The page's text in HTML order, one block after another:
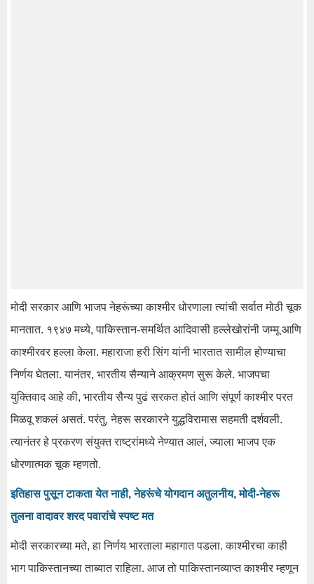
मोदी सरकार आणि भाजप नेहरूंच्या काश्मीर धोरणाला त्यांची सर्वात मोठी चूक
मानतात. १९४७ मध्ये, पाकिस्तान-समर्थित आदिवासी हल्लेखोरांनी जम्मू आणि
काश्मीरवर हल्ला केला. महाराजा हरी सिंग यांनी भारतात सामील होण्याचा
निर्णय घेतला. यानंतर, भारतीय सैन्याने आक्रमण सुरू केले. भाजपचा
युक्तिवाद आहे की, भारतीय सैन्य पुढं सरकत होतं आणि संपूर्ण काश्मीर परत
मिळवू शकलं असतं. परंतु, नेहरू सरकारने युद्धविरामास सहमती दर्शवली.
त्यानंतर हे प्रकरण संयुक्त राष्ट्रांमध्ये नेण्यात आलं, ज्याला भाजप एक
धोरणात्मक चूक म्हणतो.
इतिहास पुसून टाकता येत नाही, नेहरूंचे योगदान अतुलनीय, मोदी-नेहरू
तुलना वादावर शरद पवारांचे स्पष्ट मत
मोदी सरकारच्या मते, हा निर्णय भारताला महागात पडला. काश्मीरचा काही
भाग पाकिस्तानच्या ताब्यात राहिला. आज तो पाकिस्तानव्याप्त काश्मीर म्हणून